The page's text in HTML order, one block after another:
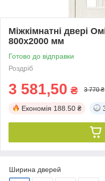
Міжкімнатні двері
800х2000 мм
Готово до відправки
Роздріб
3 581,50 ₴ 3 770 ₴
Економія 188.50 ₴
Ширина дверей